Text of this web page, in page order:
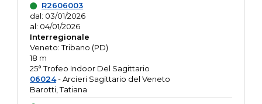
R2606003
dal: 03/01/2026
al: 04/01/2026
Interregionale
Veneto: Tribano (PD)
18 m
25° Trofeo Indoor Del Sagittario
06024- Arcieri Sagittario del Veneto
Barotti, Tatiana